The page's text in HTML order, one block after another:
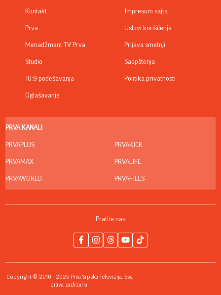
Kontakt
Prva
Menadžment TV Prva
Studio
16:9 podešavanja
Oglašavanje
Impresum sajta
Uslovi korišćenja
Prijava smetnji
Saopštenja
Politika privatnosti
PRVA KANALI
PRVAPLUS
PRVAMAX
PRVAWORLD
PRVAKICK
PRVALIFE
PRVAFILES
Pratite nas
Copyright © 2010 - 2026 Prva Srpska Televizija. Sva
prava zadržana.